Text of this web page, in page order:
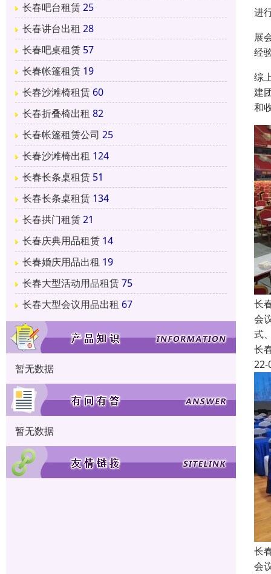
长春吧台租赁25
长春讲台出租 28
长春吧桌租赁 57
长春帐篷租赁 19
长春沙滩椅租赁 60
长春折叠椅出租 82
长春帐篷租赁公司 25
长春沙滩椅出租 124
长春长条桌租赁 51
长春长条桌租赁 134
长春拱门租赁21
长春庆典用品租赁 14
长春婚庆用品出租 19
长春大型活动用品租赁75
长春大型会议用品出租 67
暂无数据
暂无数据
进
展
经
综
建
和
长
会
式
长
22-
长
会